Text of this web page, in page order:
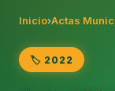
Inicio›Actas
🏷️ 2022